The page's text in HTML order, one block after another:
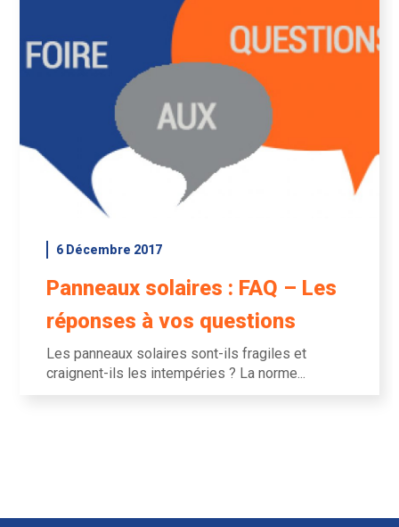
6 Décembre 2017
Panneaux solaires : FAQ – Les
réponses à vos questions
Les panneaux solaires sont-ils fragiles et
craignent-ils les intempéries ? La norme...